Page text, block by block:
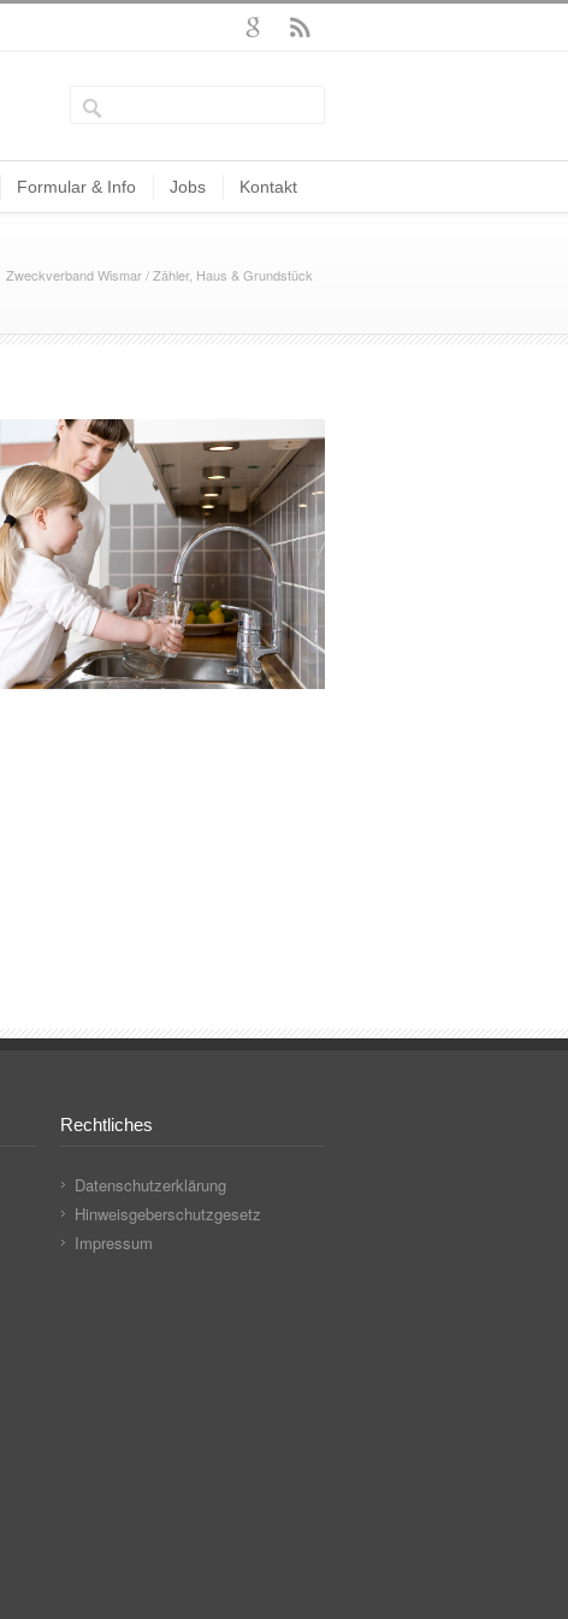
Formular & Info Jobs Kontakt
Zweckverband Wismar/Zähler, Haus & Grundstück
Rechtliches
Datenschutzerklärung
Hinweisgeberschutzgesetz
Impressum